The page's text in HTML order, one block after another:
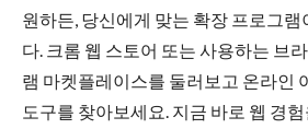
원하든, 당신에게 맞는 확장 프로그램
다. 크롬 웹 스토어 또는 사용하는 브
램 마켓플레이스를 둘러보고 온라인
도구를 찾아보세요. 지금 바로 웹 경